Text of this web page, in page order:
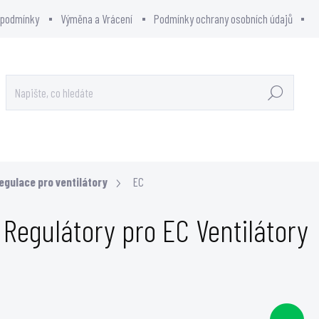
Výměna a Vrácení Podmínky ochrany osobních údajů
Hledat
pro ventilátory EC
Regulátory pro EC Ventilátory